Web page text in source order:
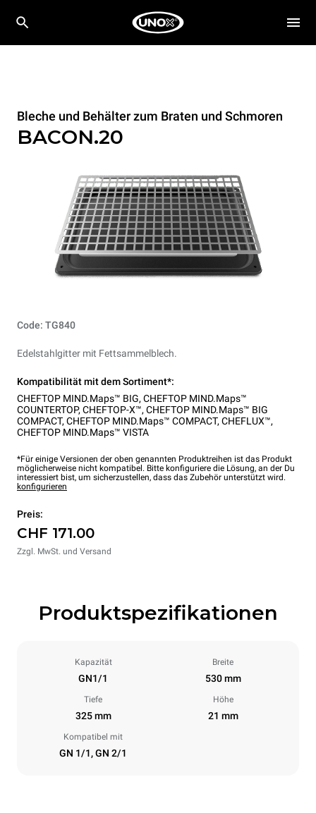
Bleche und Behälter zum Braten und Schmoren
BACON.20
Code: TG840
Edelstahlgitter mit Fettsammelblech.
Kompatibilität mit dem Sortiment*:
CHEFTOP MIND.Maps™ BIG, CHEFTOP MIND.Maps™
COUNTERTOP, CHEFTOP-X™, CHEFTOP MIND.Maps™ BIG
COMPACT, CHEFTOP MIND.Maps™ COMPACT, CHEFLUX™,
CHEFTOP MIND.Maps™ VISTA
*Für einige Versionen der oben genannten Produktreihen ist das Produkt
möglicherweise nicht kompatibel. Bitte konfiguriere die Lösung, an der Du
interessiert bist, um sicherzustellen, dass das Zubehör unterstützt wird.
konfigurieren
Preis:
CHF 171.00
Zzgl. MwSt. und Versand
Produktspezifikationen
Kapazität
GN1/1
Breite
530 mm
Tiefe
325 mm
Höhe
21 mm
Kompatibel mit
GN 1/1, GN 2/1